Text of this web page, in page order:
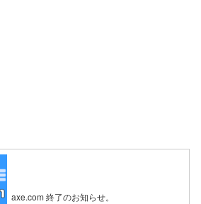
axe.com 終了のお知らせ。